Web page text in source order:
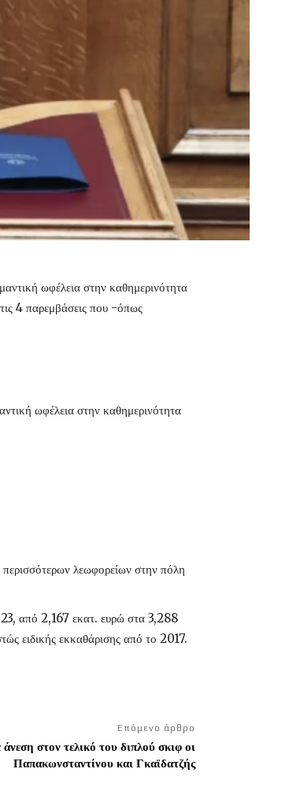
ωφέλεια στην καθημερινότητα
4 παρεμβάσεις που -όπως
ωφέλεια στην καθημερινότητα
λεωφορείων στην πόλη
από 2,167 εκατ. ευρώ στα 3,288
ειδικής εκκαθάρισης από το 2017.
Επόμενο άρθρο
στον τελικό του διπλού σκιφ οι
Παπακωνσταντίνου και Γκαϊδατζής